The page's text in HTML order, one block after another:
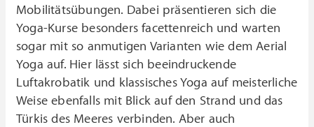
Mobilitätsübungen. Dabei präsentieren sich die
Yoga-Kurse besonders facettenreich und warten
sogar mit so anmutigen Varianten wie dem Aerial
Yoga auf. Hier lässt sich beeindruckende
Luftakrobatik und klassisches Yoga auf meisterliche
Weise ebenfalls mit Blick auf den Strand und das
Türkis des Meeres verbinden. Aber auch